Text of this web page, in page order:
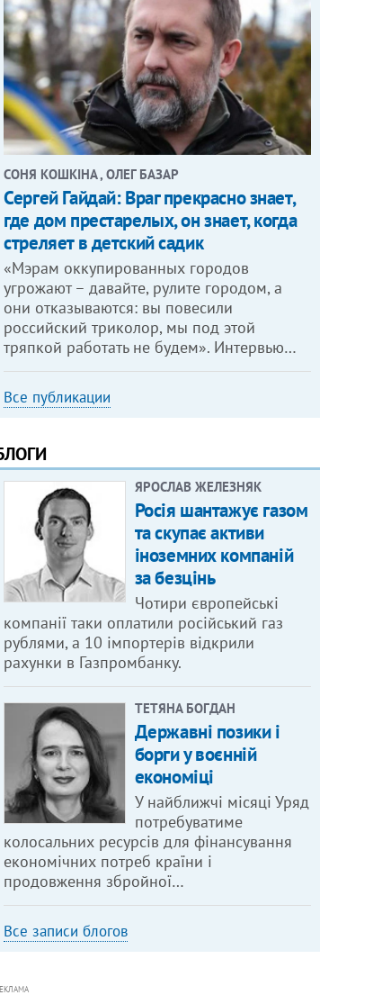
СОНЯ КОШКІНА , ОЛЕГ БАЗАР
Сергей Гайдай: Враг прекрасно знает,
где дом престарелых, он знает, когда
стреляет в детский садик
«Мэрам оккупированных городов
угрожают – давайте, рулите городом, а
они отказываются: вы повесили
российский триколор, мы под этой
тряпкой работать не будем». Интервью…
Все публикации
ЯРОСЛАВ ЖЕЛЕЗНЯК
Росія шантажує газом
та скупає активи
іноземних компаній
за безцінь
Чотири європейські
компанії таки оплатили російський газ
рублями, а 10 імпортерів відкрили
рахунки в Газпромбанку.
ТЕТЯНА БОГДАН
Державні позики і
борги у воєнній
економіці
У найближчі місяці Уряд
потребуватиме
колосальних ресурсів для фінансування
економічних потреб країни і
продовження збройної…
Все записи блогов